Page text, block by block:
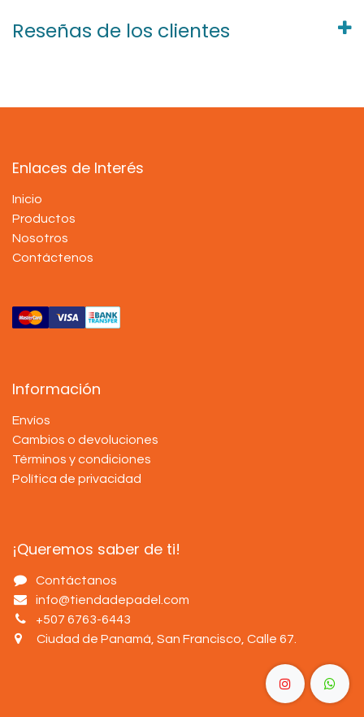
Reseñas de los clientes
Enlaces de Interés
Inicio
Productos
Nosotros
Contáctenos
Información
Envíos
Cambios o devoluciones
Términos y condiciones
Política de privacidad
¡Queremos saber de ti!
Contáctanos
info@tiendadepadel.com
+507 6763-6443
Ciudad de Panamá, San Francisco, Calle 67